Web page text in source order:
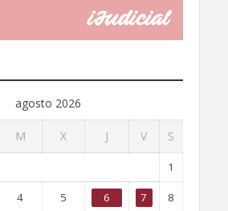
agosto 2026
M X J V S
1
4 5 6 7 8